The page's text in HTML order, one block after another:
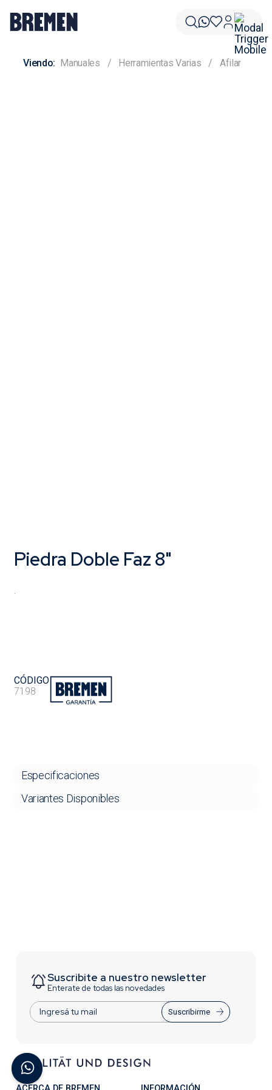
Manuales Herramientas Varias Afilar
Piedra Doble Faz 8"
CÓDIGO
7198
Especificaciones
Variantes Disponibles
Suscribite a nuestro newsletter
Enterate de todas las novedades
Suscribirme